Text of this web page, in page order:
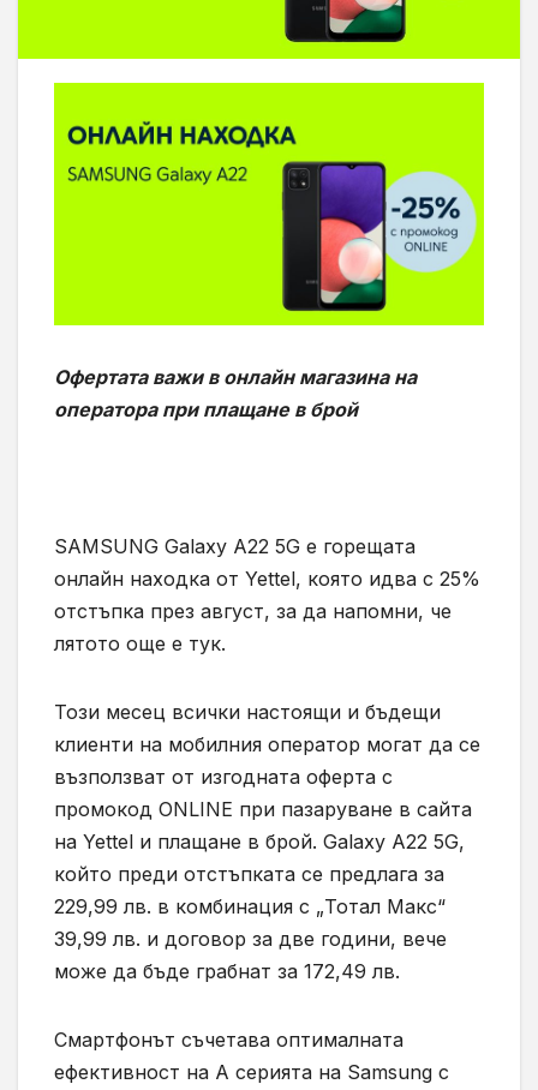
Офертата важи в онлайн магазина на
оператора при плащане в брой
SAMSUNG Galaxy A22 5G е горещата
онлайн находка от Yettel, която идва с 25%
отстъпка през август, за да напомни, че
лятото още е тук.
Този месец всички настоящи и бъдещи
клиенти на мобилния оператор могат да се
възползват от изгодната оферта с
промокод ONLINE при пазаруване в сайта
на Yettel и плащане в брой. Galaxy A22 5G,
който преди отстъпката се предлага за
229,99 лв. в комбинация с „Тотал Макс“
39,99 лв. и договор за две години, вече
може да бъде грабнат за 172,49 лв.
Смартфонът съчетава оптималната
ефективност на А серията на Samsung с